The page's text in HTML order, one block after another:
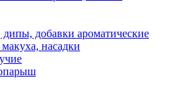
добавки ароматические
насадки